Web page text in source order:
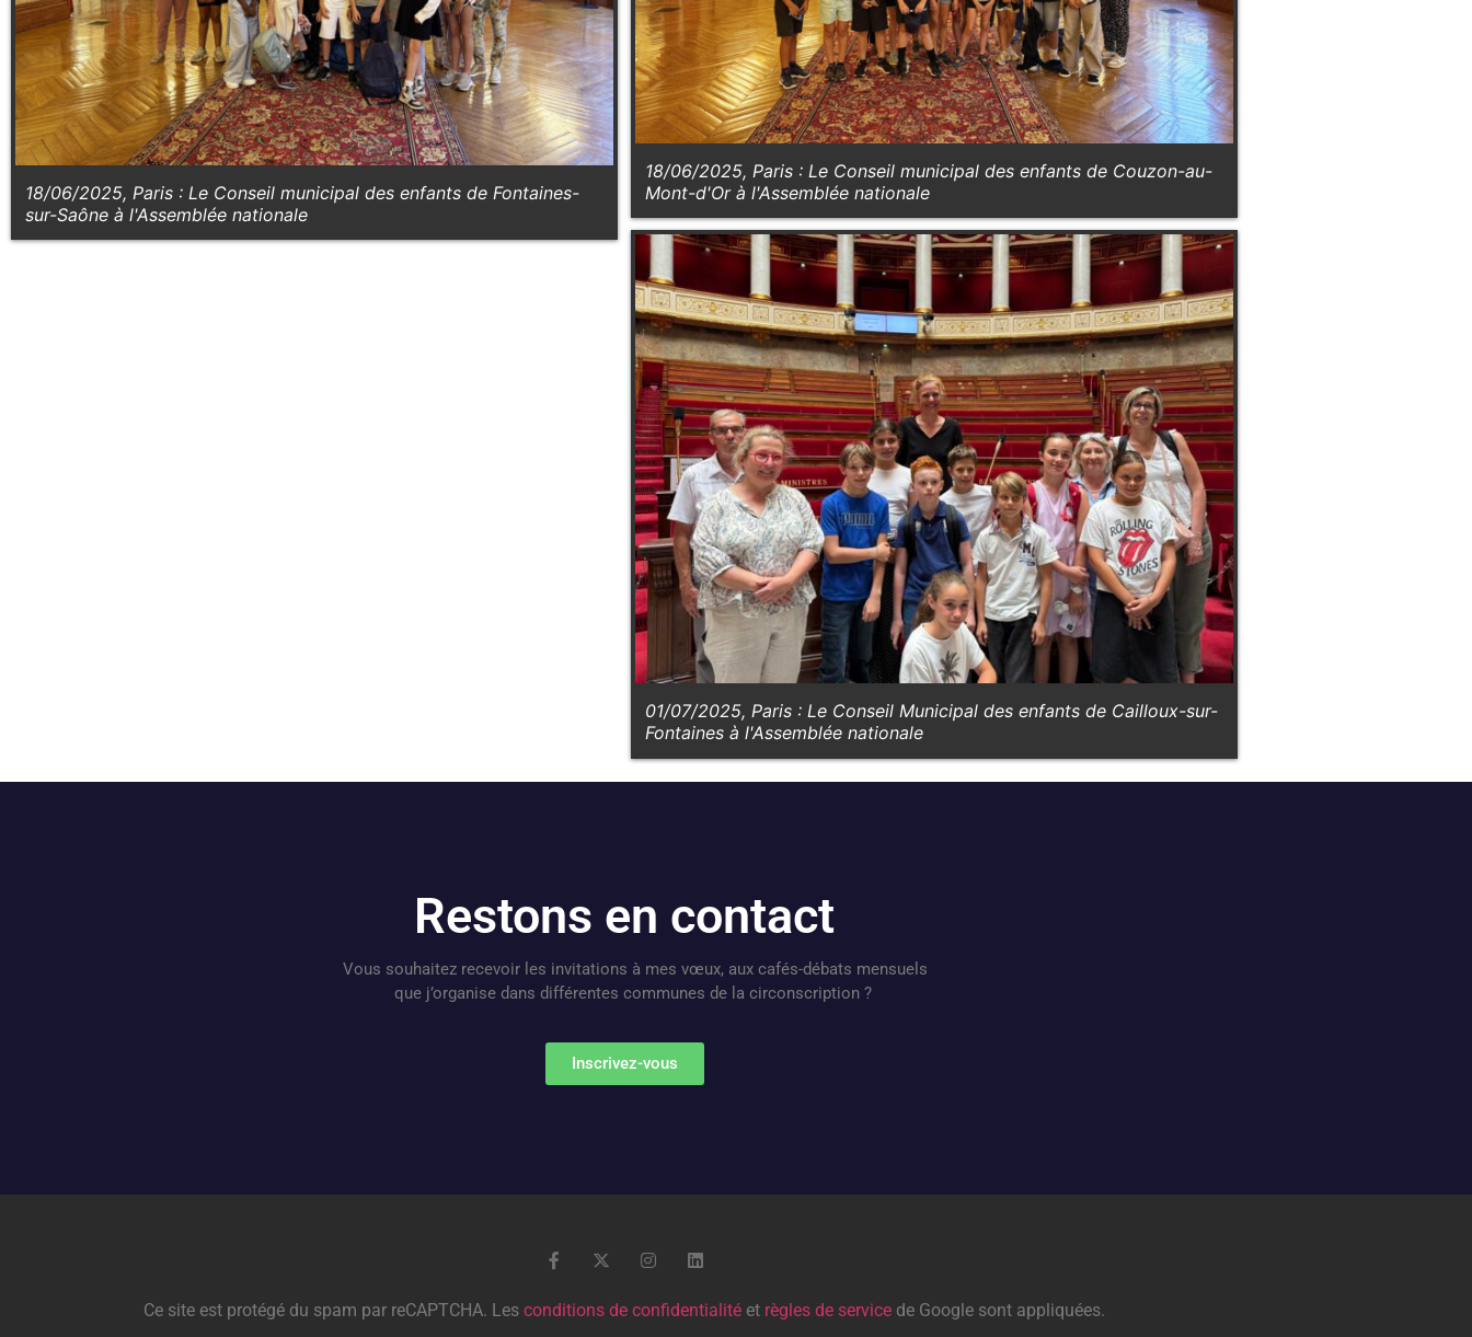
18/06/2025, Paris : Le Conseil municipal des enfants de Couzon-au-
Mont-d'Or à l'Assemblée nationale
18/06/2025, Paris : Le Conseil municipal des enfants de Fontaines-
sur-Saône à l'Assemblée nationale
01/07/2025, Paris : Le Conseil Municipal des enfants de Cailloux-sur-
Fontaines à l'Assemblée nationale
Restons en contact
Vous souhaitez recevoir les invitations à mes vœux, aux cafés-débats mensuels
que j’organise dans différentes communes de la circonscription ?
Inscrivez-vous
Ce site est protégé du spam par reCAPTCHA. Les conditions de confidentialité et règles de service de Google sont appliquées.